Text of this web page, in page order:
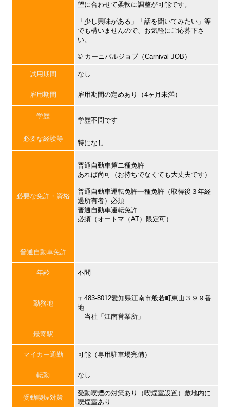
望に合わせて柔軟に調整が可能です。
「少し興味がある」「話を聞いてみたい」等
でも構いませんので、お気軽にご応募下さ
い。
©︎ カーニバルジョブ（Carnival JOB）
試用期間 なし
雇用期間 雇用期間の定めあり（4ヶ月未満）
学歴
学歴不問です
必要な経験等
特になし
必要な免許・資格
普通自動車第二種免許
あれば尚可（お持ちでなくても大丈夫です）
普通自動車運転免許一種免許（取得後３年経
過所有者）必須
普通自動車運転免許
必須（オートマ（AT）限定可）
普通自動車免許
年齢 不問
勤務地
〒483-8012愛知県江南市般若町東山３９９番
地
当社「江南営業所」
最寄駅
マイカー通勤 可能（専用駐車場完備）
転勤 なし
受動喫煙対策
受動喫煙の対策あり（喫煙室設置）敷地内に
喫煙室あり